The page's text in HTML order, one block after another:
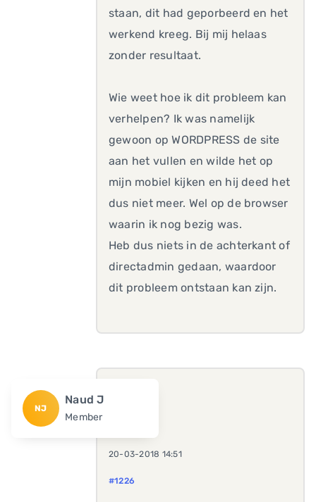
staan, dit had geporbeerd en het
werkend kreeg. Bij mij helaas
zonder resultaat.
Wie weet hoe ik dit probleem kan
verhelpen? Ik was namelijk
gewoon op WORDPRESS de site
aan het vullen en wilde het op
mijn mobiel kijken en hij deed het
dus niet meer. Wel op de browser
waarin ik nog bezig was.
Heb dus niets in de achterkant of
directadmin gedaan, waardoor
dit probleem ontstaan kan zijn.
NJ
Naud J
Member
20-03-2018 14:51
#1226